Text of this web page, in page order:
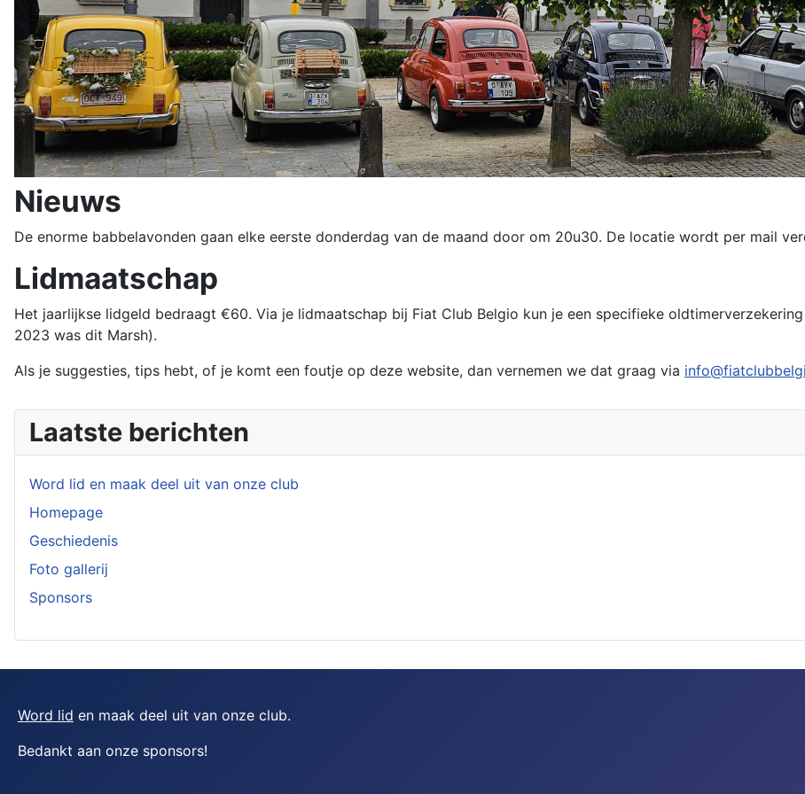
Nieuws
De enorme babbelavonden gaan elke eerste donderdag van de maand door om 20u30. De locatie wordt per mail
Lidmaatschap
Het jaarlijkse lidgeld bedraagt ​​€60. Via je lidmaatschap bij Fiat Club Belgio kun je een specifieke
2023 was dit Marsh).
Als je suggesties, tips hebt, of je komt een foutje op deze website, dan vernemen we dat graag via
Laatste berichten
Word lid en maak deel uit van onze club
Homepage
Geschiedenis
Foto gallerij
Sponsors
Word lid en maak deel uit van onze club.
Bedankt aan onze sponsors!